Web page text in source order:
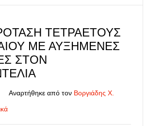
ΤΕΤΡΑΕΤΟΎΣ
ΜΕ ΑΥΞΗΜΈΝΕΣ
ΣΤΟΝ
Αναρτήθηκε από τον Βοργιάδης Χ.